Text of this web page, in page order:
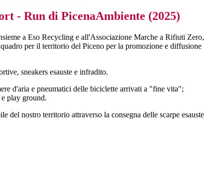
- Run di PicenaAmbiente (2025)
a Eso Recycling e all'Associazione Marche a Rifiuti Zero,
per il territorio del Piceno per la promozione e diffusione
sneakers esauste e infradito.
d'aria e pneumatici delle biciclette arrivati a "fine vita";
play ground.
nostro territorio attraverso la consegna delle scarpe esauste